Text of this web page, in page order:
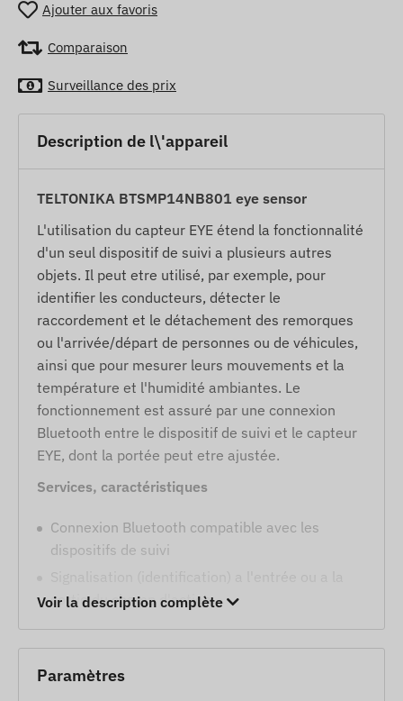
Ajouter aux favoris
Comparaison
Surveillance des prix
Description de l\'appareil
TELTONIKA BTSMP14NB801 eye sensor
L'utilisation du capteur EYE étend la fonctionnalité
d'un seul dispositif de suivi a plusieurs autres
objets. Il peut etre utilisé, par exemple, pour
identifier les conducteurs, détecter le
raccordement et le détachement des remorques
ou l'arrivée/départ de personnes ou de véhicules,
ainsi que pour mesurer leurs mouvements et la
température et l'humidité ambiantes. Le
fonctionnement est assuré par une connexion
Bluetooth entre le dispositif de suivi et le capteur
EYE, dont la portée peut etre ajustée.
Services, caractéristiques
Connexion Bluetooth compatible avec les
dispositifs de suivi
sortie du champ d'action
Mesure de la température
Mesure de l'humidité
Détection de mouvement
Voir la description complète
Paramètres